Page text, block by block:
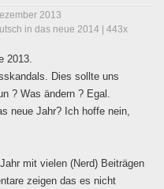
2013
in das neue 2014 | 443x
2013.
Dies sollte uns
? Was ändern ? Egal.
neue Jahr? Ich hoffe nein,
mit vielen (Nerd) Beiträgen
zeigen das es nicht